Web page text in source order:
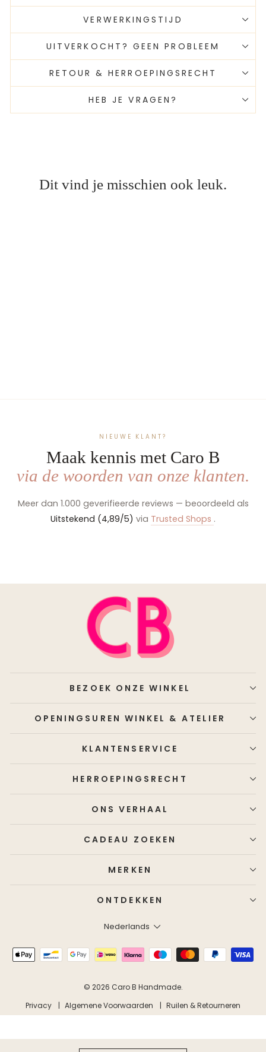
VERWERKINGSTIJD
UITVERKOCHT? GEEN PROBLEEM
RETOUR & HERROEPINGSRECHT
HEB JE VRAGEN?
Dit vind je misschien ook leuk.
NIEUWE KLANT?
Maak kennis met Caro B
via de woorden van onze klanten.
Meer dan 1.000 geverifieerde reviews — beoordeeld als
Uitstekend (4,89/5) via Trusted Shops .
BEZOEK ONZE WINKEL
OPENINGSUREN WINKEL & ATELIER
KLANTENSERVICE
HERROEPINGSRECHT
ONS VERHAAL
CADEAU ZOEKEN
MERKEN
ONTDEKKEN
Taal
Nederlands
© 2026 Caro B Handmade.
Privacy
Algemene Voorwaarden Ruilen & Retourneren